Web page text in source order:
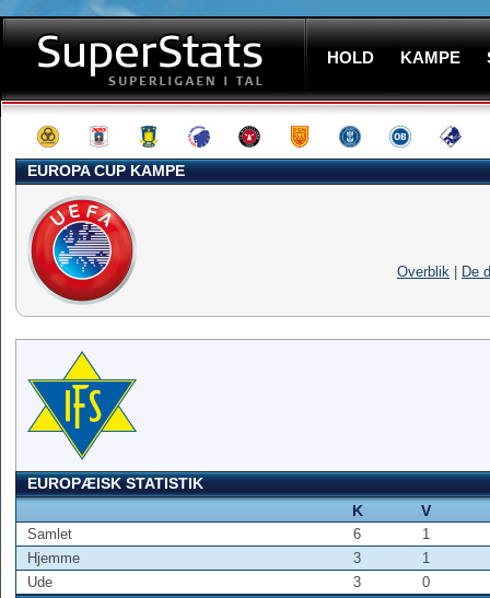
HOLD KAMPE
EUROPA CUP KAMPE
Overblik De
EUROPÆISK STATISTIK
K
V
Samlet 6
1
Hjemme
3
1
Ude
3 0